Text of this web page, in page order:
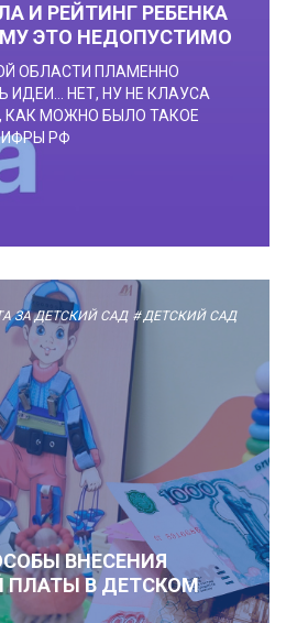
И РЕЙТИНГ РЕБЕНКА
ЭТО НЕДОПУСТИМО
ОБЛАСТИ ПЛАМЕННО
НЕТ, НУ НЕ КЛАУСА
КАК МОЖНО БЫЛО ТАКОЕ
РФ
ЗА ДЕТСКИЙ САД # ДЕТСКИЙ САД
ВНЕСЕНИЯ
ПЛАТЫ В ДЕТСКОМ